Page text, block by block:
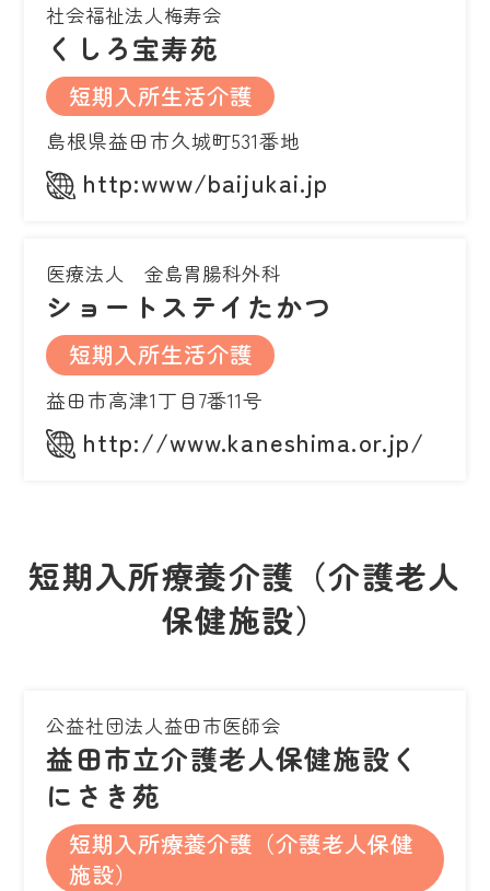
社会福祉法人梅寿会
くしろ宝寿苑
短期入所生活介護
島根県益田市久城町531番地
http:www/baijukai.jp
医療法人 金島胃腸科外科
ショートステイたかつ
短期入所生活介護
益田市高津1丁目7番11号
http://www.kaneshima.or.jp/
短期入所療養介護（介護老人
保健施設）
公益社団法人益田市医師会
益田市立介護老人保健施設く
にさき苑
短期入所療養介護（介護老人保健
施設）